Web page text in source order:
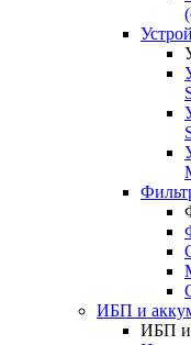
ИБП и
ИБП и